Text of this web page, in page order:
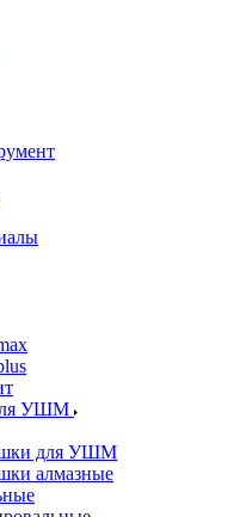
УШМ
для УШМ
алмазные